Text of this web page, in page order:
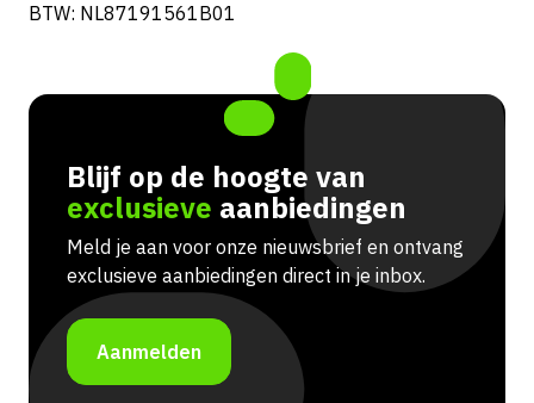
BTW: NL87191561B01
Blijf op de hoogte van
exclusieve aanbiedingen
Meld je aan voor onze nieuwsbrief en ontvang
exclusieve aanbiedingen direct in je inbox.
Aanmelden